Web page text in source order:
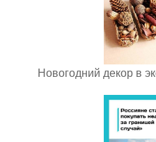
Новогодний декор в